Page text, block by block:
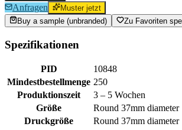
Anfragen
Muster jetzt
Buy a sample (unbranded)
Zu Favoriten
Spezifikationen
PID
10848
Mindestbestellmenge 250
Produktionszeit
3 – 5 Wochen
Größe
Round 37mm diameter
Druckgröße
Round 37mm diameter